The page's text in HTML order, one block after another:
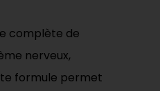
complète de
nerveux,
formule permet